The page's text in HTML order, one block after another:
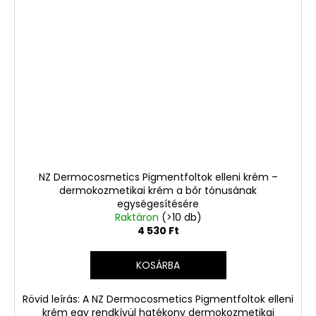
NZ Dermocosmetics Pigmentfoltok elleni krém –
dermokozmetikai krém a bőr tónusának
egységesítésére
Raktáron (>10 db)
4 530 Ft
KOSÁRBA
Rövid leírás: A NZ Dermocosmetics Pigmentfoltok elleni
krém egy rendkívül hatékony dermokozmetikai